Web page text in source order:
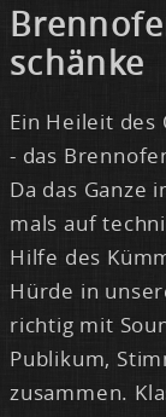
schän­ke
Ein Hei­leit des
- das
Da das
mals auf
Hil­fe des
Hür­de in
rich­tig mit
Pu­bli­kum,
zu­sam­men.